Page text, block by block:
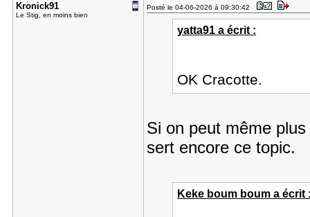
Kronick91
Le Stig, en moins bien
Posté le 04-06-2026 à 09:30:42
yatta91 a écrit :
OK Cracotte.
Si on peut même
sert encore ce topic.
Keke boum boum a écrit